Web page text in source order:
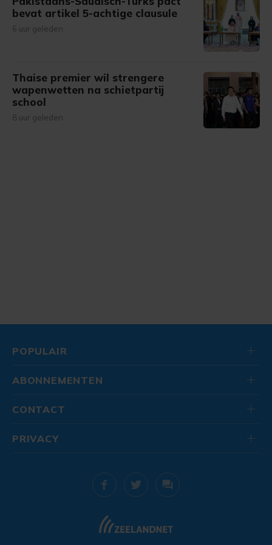
bevat artikel 5-achtige clausule
6 uur geleden
Thaise premier wil strengere
wapenwetten na schietpartij
school
8 uur geleden
POPULAIR
ABONNEMENTEN
CONTACT
PRIVACY